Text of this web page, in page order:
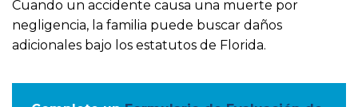
Cuando un accidente causa una muerte por
negligencia, la familia puede buscar daños
adicionales bajo los estatutos de Florida.